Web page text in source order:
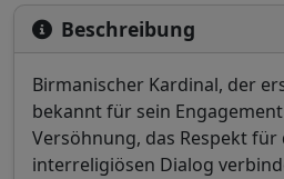
Beschreibung
Birmanischer Kardinal, der
bekannt für sein
Versöhnung, das Respekt
interreligiösen Dialog